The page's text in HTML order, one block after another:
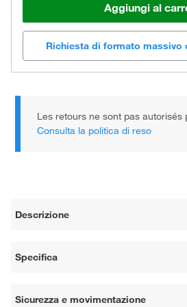
Aggiungi al
Richiesta di formato massivo
Les retours ne sont pas autorisés
Consulta la politica di reso
Descrizione
Specifica
Sicurezza e movimentazione